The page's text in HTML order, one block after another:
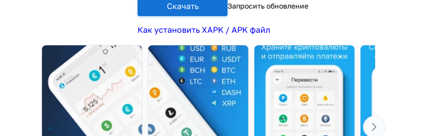
Скачать Запросить обновление
Как установить XAPK / APK файл